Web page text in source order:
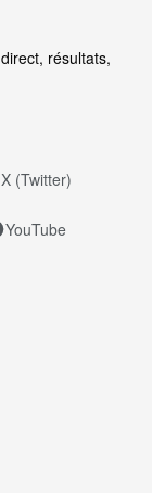
résultats,
X (Twitter)
YouTube